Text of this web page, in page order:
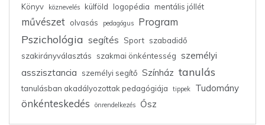
Könyv
köznevelés külföld logopédia mentális jóllét
művészet olvasás pedagógus Program
Pszichológia segítés Sport szabadidő
szakirányválasztás
szakmai önkéntesség személyi
asszisztancia
személyi segítő Színház tanulás
tanulásban akadályozottak pedagógiája tippek Tudomány
önkénteskedés önrendelkezés Ősz